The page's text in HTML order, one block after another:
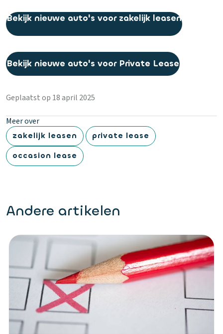
Bekijk nieuwe auto's voor zakelijk leasen
Bekijk nieuwe auto's voor Private Lease
Geplaatst op 18 april 2025
Meer over
zakelijk leasen
private lease
occasion lease
Andere artikelen